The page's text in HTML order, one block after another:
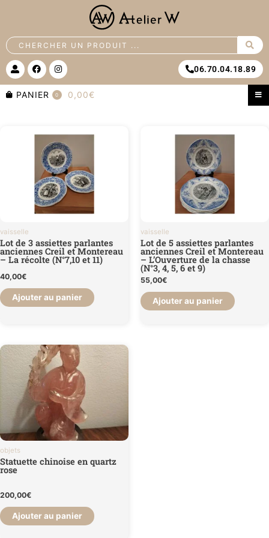
Search
...
U
s
e
-
F
a
c
b
I
n
s
t
a
06.70.04.18.89
PANIER 0 0,00€
vaisselle
Lot de 3 assiettes parlantes
anciennes Creil et Montereau
– La récolte (N°7,10 et 11)
40,00€
Ajouter au panier
vaisselle
Lot de 5 assiettes parlantes
anciennes Creil et Montereau
– L’Ouverture de la chasse
(N°3, 4, 5, 6 et 9)
55,00€
Ajouter au panier
objets
Statuette chinoise en quartz
rose
200,00€
Ajouter au panier